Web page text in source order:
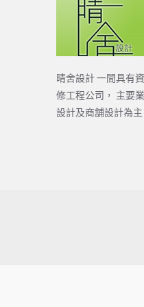
晴舍設計 一間具有
修工程公司， 主要
設計及商舖設計為主